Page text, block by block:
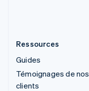
Ressources
Guides
Témoignages de nos
clients